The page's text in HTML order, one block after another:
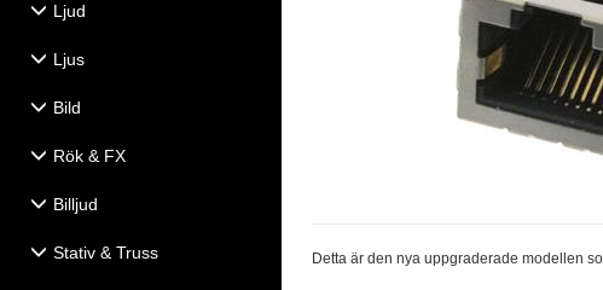
Ljud
Ljus
Bild
Rök & FX
Billjud
Stativ & Truss Detta är den nya uppgraderade modellen